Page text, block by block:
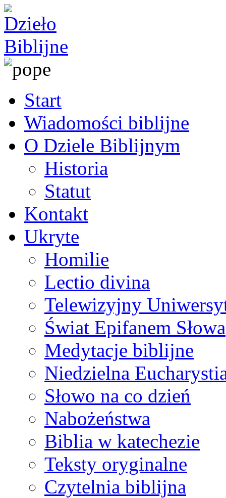
Start
Wiadomości biblijne
O Dziele Biblijnym
Historia
Statut
Kontakt
Ukryte
Homilie
Lectio divina
Telewizyjny
Świat Epifanem Słowa
Medytacje biblijne
Niedzielna
Słowo na co dzień
Nabożeństwa
Biblia w katechezie
Teksty oryginalne
Czytelnia biblijna